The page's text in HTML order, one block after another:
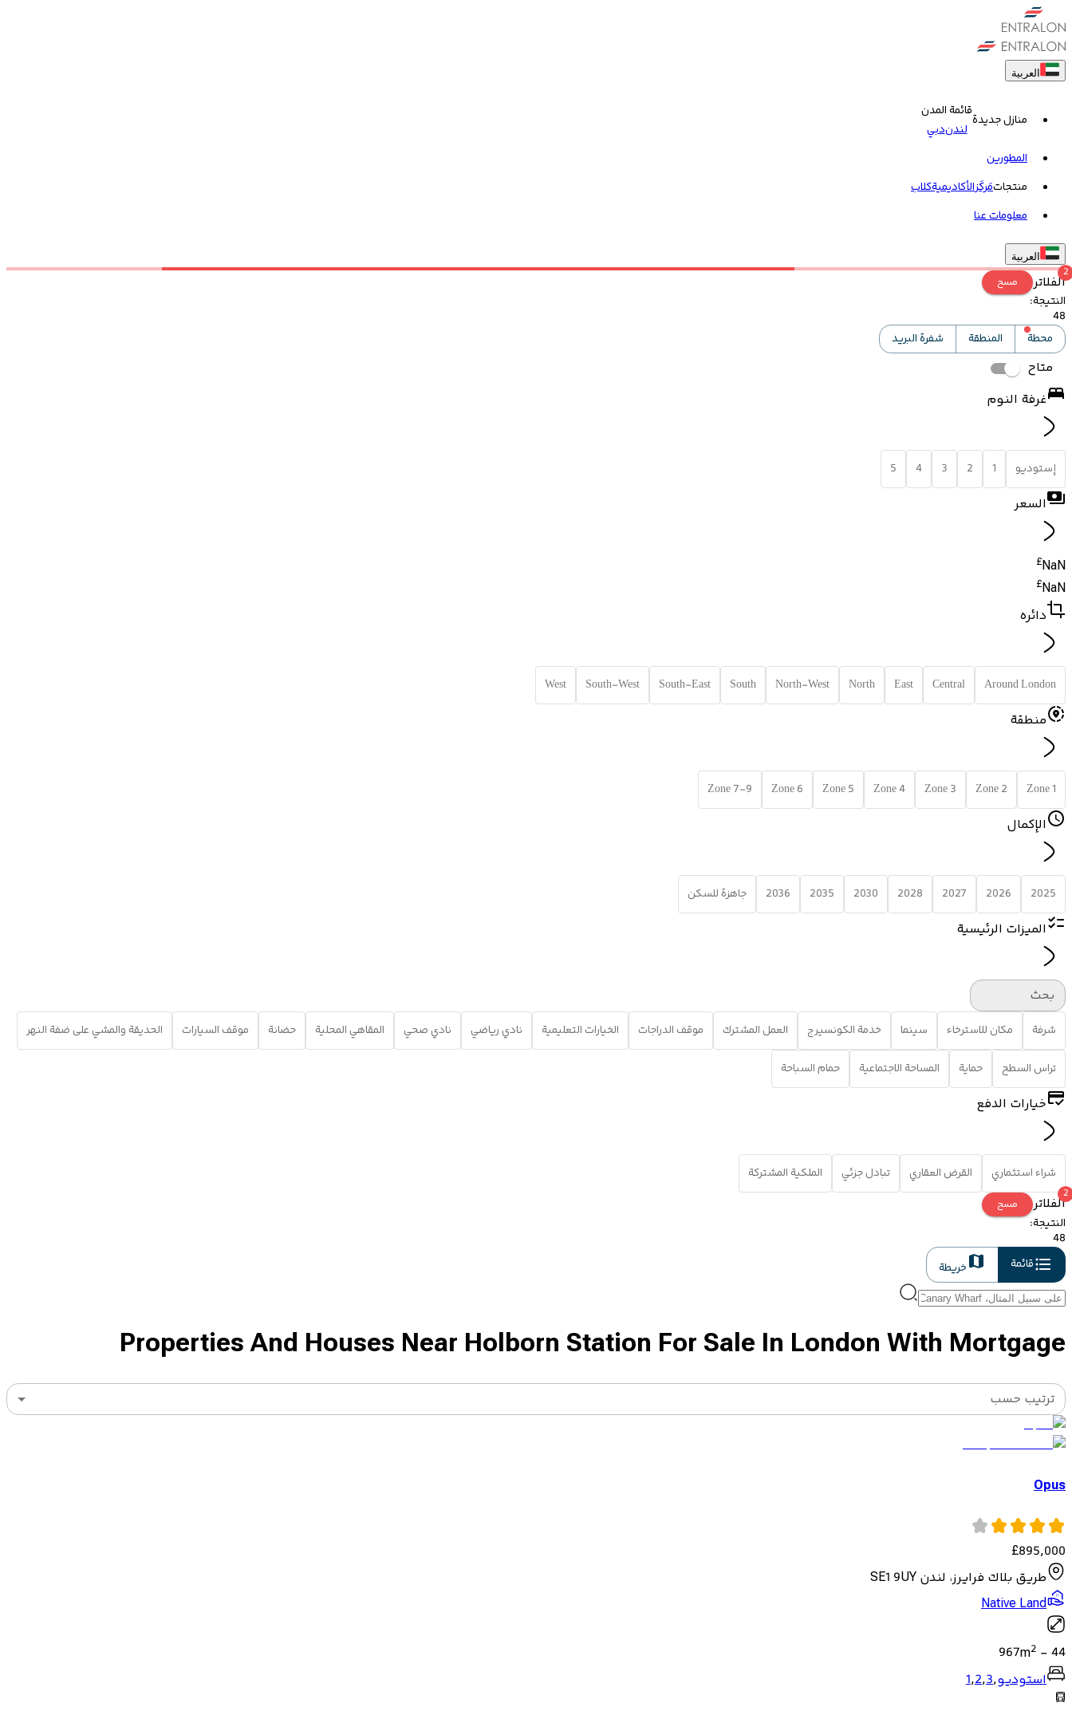
العربية
منازل جديدة
قائمة المدن
لندندبي
المطورين
منتجاتمَركَزالأكاديميةکلاب
معلومات عنا
العربية
الفلاتر
2
مسح
النتيجة:
48
محطة
المنطقة شفرة البريد
متاح
غرفة النوم
إستوديو 1
2
3
4
5
السعر
NaN
£
NaN
£
دائره
Around London
Central
East
North
North-West
South
South-East
South-West
West
منطقة
Zone 1
Zone 2
Zone 3
Zone 4
Zone 5
Zone 6
Zone 7-9
الإكمال
2025
2026
2027
2028
2030
2035
2036 جاهزة للسكن
الميزات الرئيسية
بحث
شرفة مكان للاسترخاء سينما خدمة الكونسيرج العمل المشترك موقف الدراجات الخيارات التعليمية نادي رياضي نادي صحي المقاهي المحلية حضانة موقف السيارات الحديقة والمشي على ضفة النهر
تراس السطح حماية المساحة الاجتماعية حمام السباحة
خيارات الدفع
شراء استثماري القرض العقاري تبادل جزئي الملكية المشتركة
الفلاتر
2
مسح
النتيجة:
48
قائمة
خريطة
Properties And Houses Near Holborn Station For Sale In London With Mortgage
ترتيب حسب
Opus
£895,000
طريق بلاك فرايرز، لندن SE1 9UY
Native Land
44
-
967m2
استوديو,
1,2,3